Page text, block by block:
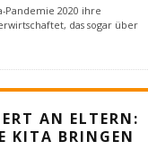
Pandemie 2020 ihre
das sogar über
AN ELTERN:
KITA BRINGEN